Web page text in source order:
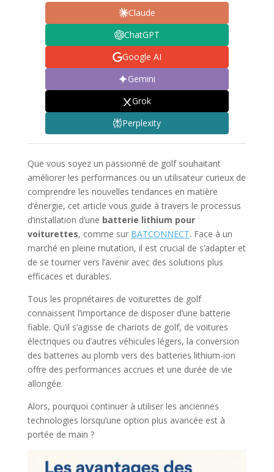
Claude
ChatGPT
Google AI
Gemini
Grok
Perplexity
Que vous soyez un passionné de golf souhaitant
améliorer les performances ou un utilisateur curieux de
comprendre les nouvelles tendances en matière
d’énergie, cet article vous guide à travers le processus
d’installation d’une batterie lithium pour
voiturettes, comme sur BATCONNECT. Face à un
marché en pleine mutation, il est crucial de s’adapter et
de se tourner vers l’avenir avec des solutions plus
efficaces et durables.
Tous les propriétaires de voiturettes de golf
connaissent l’importance de disposer d’une batterie
fiable. Qu’il s’agisse de chariots de golf, de voitures
électriques ou d’autres véhicules légers, la conversion
des batteries au plomb vers des batteries lithium-ion
offre des performances accrues et une durée de vie
allongée.
Alors, pourquoi continuer à utiliser les anciennes
technologies lorsqu’une option plus avancée est à
portée de main ?